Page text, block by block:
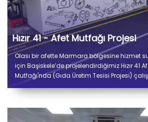
Hızır 41 - Afet Mutfağı Projesi
Olası bir afette Marmara bölgesine hizmet
için Başiskele’de projelendirdiğimiz Hızır 41
Mutfağı'nda (Gıda Üretim Tesisi Projesi)
tesiste kuru ve soğuk depo alanları, gıda